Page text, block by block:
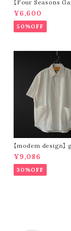
【Four Seasons
der stripe open
hirt (orange)
¥6,600
50%OFF
【modem design
g s/s shirt (sand)
¥9,086
30%OFF